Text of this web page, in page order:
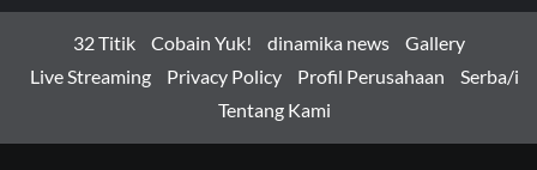
32 Titik Cobain Yuk! dinamika news
Gallery
Live Streaming
Privacy Policy Profil Perusahaan
Serba/i
Tentang Kami